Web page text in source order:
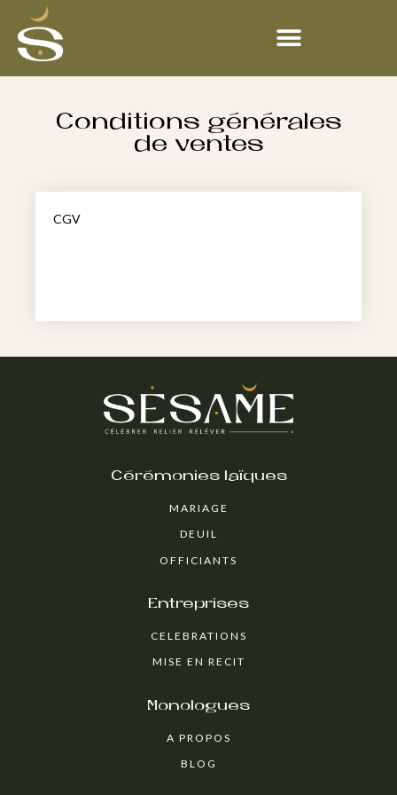
Conditions générales
de ventes
CGV
Cérémonies laïques
MARIAGE
DEUIL
OFFICIANTS
Entreprises
CELEBRATIONS
MISE EN RECIT
Monologues
A PROPOS
BLOG